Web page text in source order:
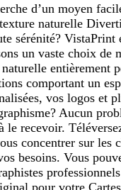
d’un moyen
naturelle
sérénité? VistaPrint
un vaste choix de
entièrement
comportant un
vos logos et
Aucun
le recevoir.
concentrer sur les
besoins. Vous
pour votre